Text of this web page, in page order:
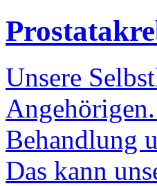
Unsere
Behandlung
Das kann